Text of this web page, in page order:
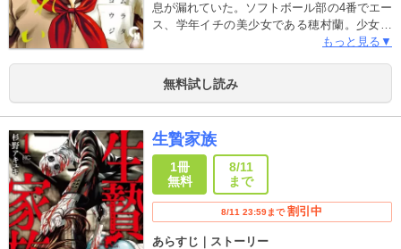
息が漏れていた。ソフトボール部の4番でエー
ス、学年イチの美少女である穂村蘭。少女は
ベッドの上で玉緒の名を囁きながら、その指
が、夏に溶ける────。一つ屋根の下、少年
は憧れの少女と暮らし始め、境界線は重な
『高嶺のハナさん』の著者が紡ぐ、“主従の青
春”ラブストーリー。
もっと見る▼
無料試し読み
生贄家族
1冊
無料
8/11
まで
8/11 23:59まで 割引中
あらすじ｜ストーリー